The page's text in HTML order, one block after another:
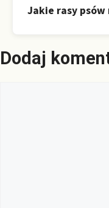
Jakie rasy
Dodaj